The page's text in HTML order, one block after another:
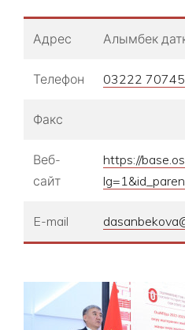
Адрес Алымбек
Телефон 03222 70745
Факс
Веб-
сайт
https://
E-mail